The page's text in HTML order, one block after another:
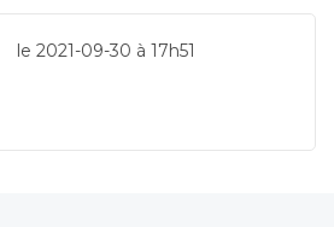
le 2021-09-30 à 17h51